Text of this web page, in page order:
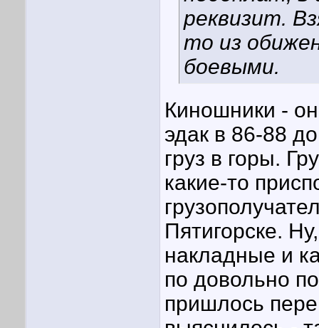
реквизит.
то из
боевыми.
Киношники -
эдак в 86-88
груз в горы.
какие-то
Пятигорске.
накладные и
по довольно
пришлось